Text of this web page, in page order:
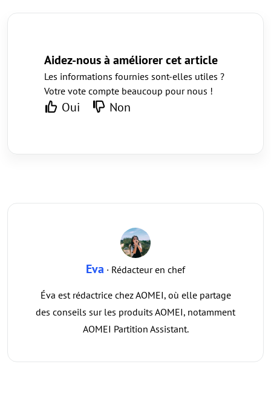
Aidez-nous à améliorer cet article
Les informations fournies sont-elles utiles ?
Votre vote compte beaucoup pour nous !
Oui Non
Eva · Rédacteur en chef
Éva est rédactrice chez AOMEI, où elle partage
des conseils sur les produits AOMEI, notamment
AOMEI Partition Assistant.